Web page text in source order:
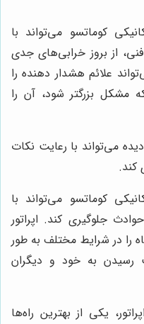
کوماتسو می‌تواند با
از بروز خرابی‌های جدی
علائم هشدار دهنده را
بزرگتر شود، آن را
دیده می‌تواند با رعایت نکات
کند.
کوماتسو می‌تواند با
جلوگیری کند. اپراتور
را در شرایط مختلف به طور
رسیدن به خود و دیگران
یکی از بهترین راه‌ها